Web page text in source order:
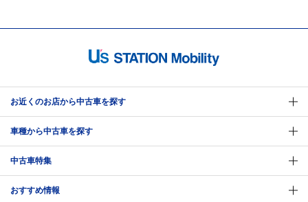
お近くのお店から中古車を探す
車種から中古車を探す
中古車特集
おすすめ情報